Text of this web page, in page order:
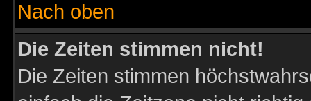
Nach oben
Die Zeiten stimmen nicht!
Die Zeiten stimmen